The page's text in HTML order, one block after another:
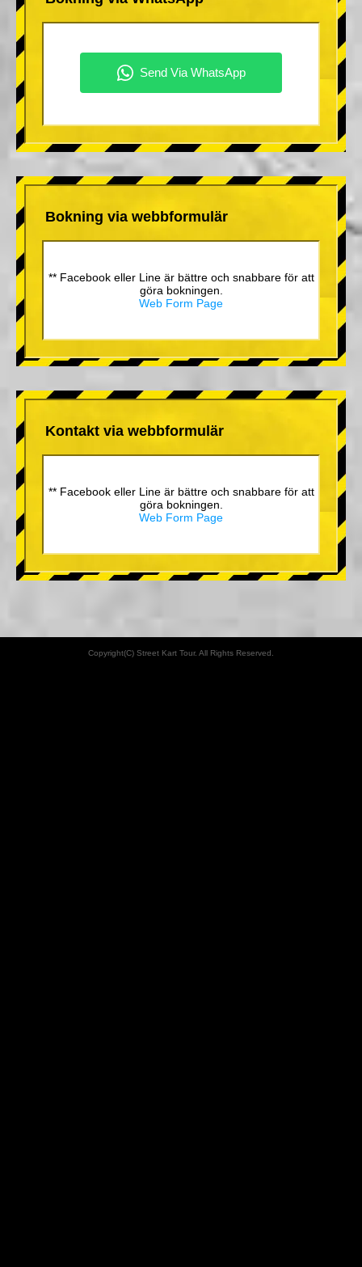
Bokning via webbformulär
** Facebook eller Line är bättre och snabbare för att
göra bokningen.
Web Form Page
Kontakt via webbformulär
** Facebook eller Line är bättre och snabbare för att
göra bokningen.
Web Form Page
Copyright(C) Street Kart Tour. All Rights Reserved.